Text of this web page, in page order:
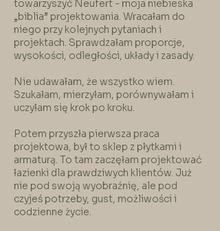
towarzyszyć Neufert - moja niebieska
„biblia” projektowania. Wracałam do
niego przy kolejnych pytaniach i
projektach. Sprawdzałam proporcje,
wysokości, odległości, układy i zasady.
Nie udawałam, że wszystko wiem.
Szukałam, mierzyłam, porównywałam i
uczyłam się krok po kroku.
Potem przyszła pierwsza praca
projektowa, był to sklep z płytkami i
armaturą. To tam zaczęłam projektować
łazienki dla prawdziwych klientów. Już
nie pod swoją wyobraźnię, ale pod
czyjeś potrzeby, gust, możliwości i
codzienne życie.